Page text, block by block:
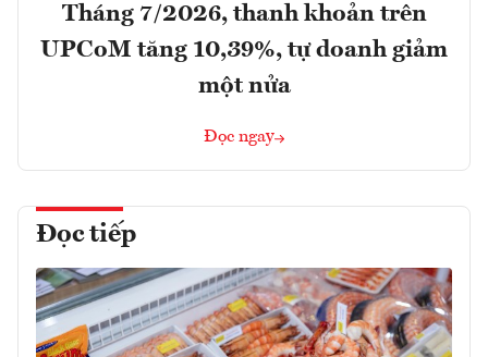
Tháng 7/2026, thanh khoản trên
UPCoM tăng 10,39%, tự doanh giảm
một nửa
Đọc ngay
Đọc tiếp